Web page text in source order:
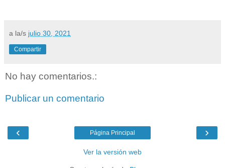
a la/s julio 30, 2021
Compartir
No hay comentarios.:
Publicar un comentario
‹ ›
Página Principal
Ver la versión web